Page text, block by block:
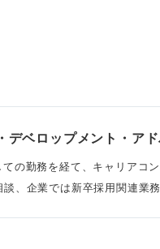
アセンター、ツール、
者との差別化を図る。
容をブラッシュアップ
デベロップメント・ア
の勤務を経て、キャリアコ
、企業では新卒採用関連業